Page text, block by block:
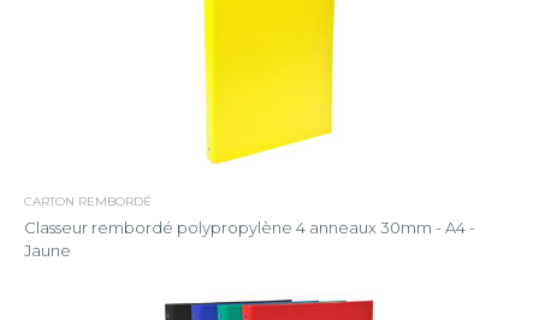
CARTON REMBORDÉ
Classeur rembordé polypropylène 4 anneaux 30mm - A4 -
Jaune